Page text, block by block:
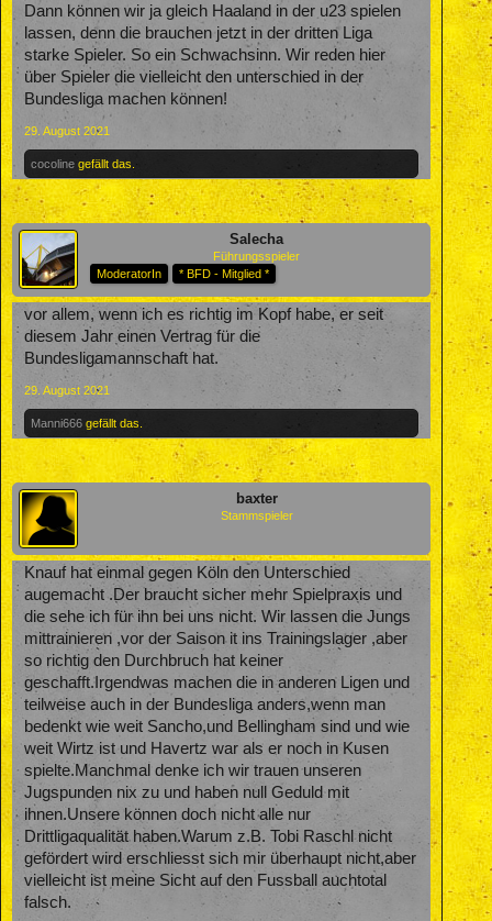
Dann können wir ja gleich Haaland in der u23 spielen
lassen, denn die brauchen jetzt in der dritten Liga
starke Spieler. So ein Schwachsinn. Wir reden hier
über Spieler die vielleicht den unterschied in der
Bundesliga machen können!
29. August 2021
cocoline gefällt das.
Salecha
Führungsspieler
ModeratorIn
* BFD - Mitglied *
vor allem, wenn ich es richtig im Kopf habe, er seit
diesem Jahr einen Vertrag für die
Bundesligamannschaft hat.
29. August 2021
Manni666 gefällt das.
baxter
Stammspieler
Knauf hat einmal gegen Köln den Unterschied
augemacht .Der braucht sicher mehr Spielpraxis und
die sehe ich für ihn bei uns nicht. Wir lassen die Jungs
mittrainieren ,vor der Saison it ins Trainingslager ,aber
so richtig den Durchbruch hat keiner
geschafft.Irgendwas machen die in anderen Ligen und
teilweise auch in der Bundesliga anders,wenn man
bedenkt wie weit Sancho,und Bellingham sind und wie
weit Wirtz ist und Havertz war als er noch in Kusen
spielte.Manchmal denke ich wir trauen unseren
Jugspunden nix zu und haben null Geduld mit
ihnen.Unsere können doch nicht alle nur
Drittligaqualität haben.Warum z.B. Tobi Raschl nicht
gefördert wird erschliesst sich mir überhaupt nicht,aber
vielleicht ist meine Sicht auf den Fussball auchtotal
falsch.